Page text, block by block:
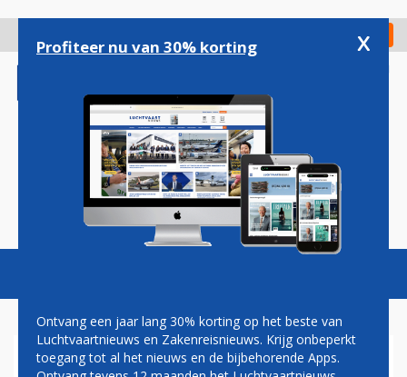
gaan
Check in
Magazine Podcasts Vacatures
Profiteer nu van 30% korting x
Ontvang een jaar lang 30% korting op het beste van
Luchtvaartnieuws en Zakenreisnieuws. Krijg onbeperkt
toegang tot al het nieuws en de bijbehorende Apps.